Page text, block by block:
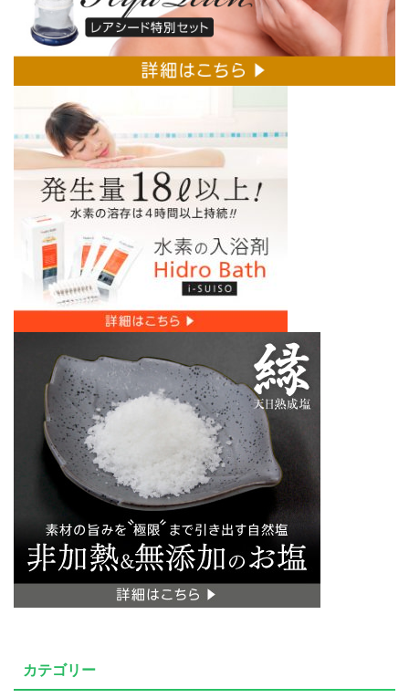
カテゴリー